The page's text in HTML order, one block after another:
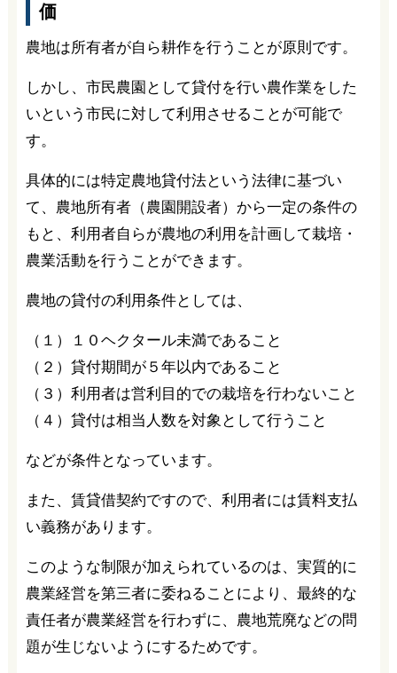
価
農地は所有者が自ら耕作を行うことが原則です。
しかし、市民農園として貸付を行い農作業をした
いという市民に対して利用させることが可能で
す。
具体的には特定農地貸付法という法律に基づい
て、農地所有者（農園開設者）から一定の条件の
もと、利用者自らが農地の利用を計画して栽培・
農業活動を行うことができます。
農地の貸付の利用条件としては、
（１）１０ヘクタール未満であること
（２）貸付期間が５年以内であること
（３）利用者は営利目的での栽培を行わないこと
（４）貸付は相当人数を対象として行うこと
などが条件となっています。
また、賃貸借契約ですので、利用者には賃料支払
い義務があります。
このような制限が加えられているのは、実質的に
農業経営を第三者に委ねることにより、最終的な
責任者が農業経営を行わずに、農地荒廃などの問
題が生じないようにするためです。